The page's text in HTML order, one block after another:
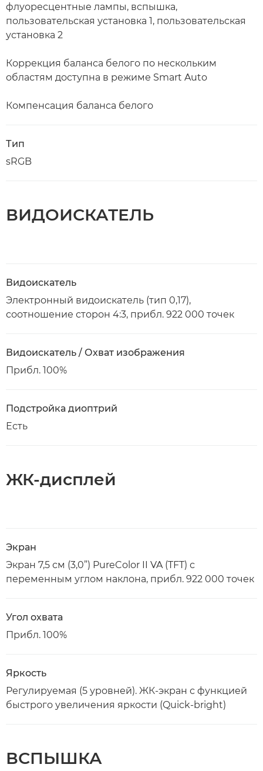
флуоресцентные лампы, вспышка,
пользовательская установка 1, пользовательская
установка 2
Коррекция баланса белого по нескольким
областям доступна в режиме Smart Auto
Компенсация баланса белого
Тип
sRGB
ВИДОИСКАТЕЛЬ
Видоискатель
Электронный видоискатель (тип 0,17),
соотношение сторон 4:3, прибл. 922 000 точек
Видоискатель / Охват изображения
Прибл. 100%
Подстройка диоптрий
Есть
ЖК-дисплей
Экран
Экран 7,5 см (3,0”) PureColor II VA (TFT) с
переменным углом наклона, прибл. 922 000 точек
Угол охвата
Прибл. 100%
Яркость
Регулируемая (5 уровней). ЖК-экран с функцией
быстрого увеличения яркости (Quick-bright)
ВСПЫШКА